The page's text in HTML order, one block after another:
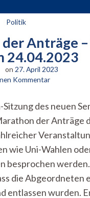
Politik
Anträge –
24.04.2023
on 27. April 2023
Kommentarzu
Anträge
–
StuRa-
Inside
vom
24.04.2023
Sitzung des neuen
der Anträge
wie Uni-Wahlen
besprochen werden.
die Abgeordneten
entlassen wurden.